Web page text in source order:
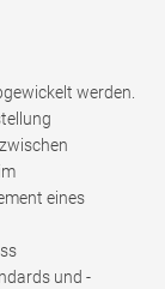
werden.
eines
und -